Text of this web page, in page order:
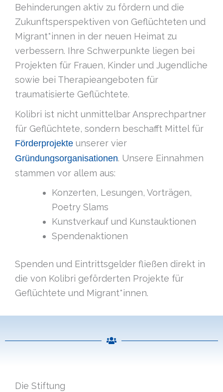
Behinderungen aktiv zu fördern und die
Zukunftsperspektiven von Geflüchteten und
Migrant*innen in der neuen Heimat zu
verbessern. Ihre Schwerpunkte liegen bei
Projekten für Frauen, Kinder und Jugendliche
sowie bei Therapieangeboten für
traumatisierte Geflüchtete.
Kolibri ist nicht unmittelbar Ansprechpartner
für Geflüchtete, sondern beschafft Mittel für
Förderprojekte unserer vier
Gründungsorganisationen. Unsere Einnahmen
stammen vor allem aus:
Konzerten, Lesungen, Vorträgen,
Poetry Slams
Kunstverkauf und Kunstauktionen
Spendenaktionen
Spenden und Eintrittsgelder fließen direkt in
die von Kolibri geförderten Projekte für
Geflüchtete und Migrant*innen.
Die Stiftung